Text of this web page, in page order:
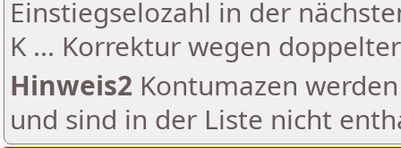
Einstiegselozahl in der
K ... Korrektur wegen
Hinweis2 Kontumazen
und sind in der Liste nicht